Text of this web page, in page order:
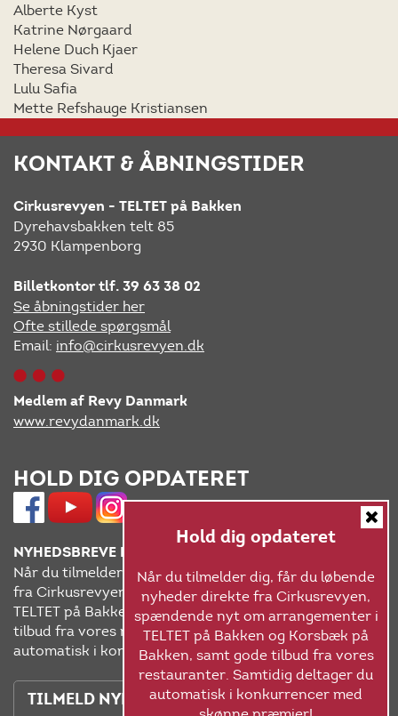
Alberte Kyst
Katrine Nørgaard
Helene Duch Kjaer
Theresa Sivard
Lulu Safia
Mette Refshauge Kristiansen
KONTAKT & ÅBNINGSTIDER
Cirkusrevyen - TELTET på Bakken
Dyrehavsbakken telt 85
2930 Klampenborg
Billetkontor tlf. 39 63 38 02
Se åbningstider her
Ofte stillede spørgsmål
Email: info@cirkusrevyen.dk
Medlem af Revy Danmark
www.revydanmark.dk
HOLD DIG OPDATERET
NYHEDSBREVE FRA CIRKUSREVYEN
Når du tilmelder dig, får du løbende nyheder direkte
fra Cirkusrevyen, spændende nyt om arrangementer i
TELTET på Bakken og Korsbæk på Bakken, samt gode
tilbud fra vores restauranter. Samtidig deltager du
automatisk i konkurrencer med skønne præmier!
TILMELD NYHEDSBREVET
Hold dig opdateret
Når du tilmelder dig, får du løbende
nyheder direkte fra Cirkusrevyen,
spændende nyt om arrangementer i
TELTET på Bakken og Korsbæk på
Bakken, samt gode tilbud fra vores
restauranter. Samtidig deltager du
automatisk i konkurrencer med